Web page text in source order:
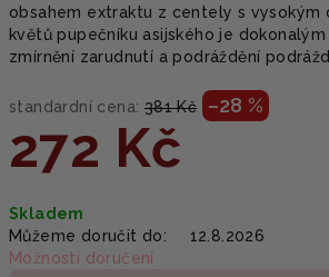
obsahem extraktu z centely s vysokým
květů pupečníku asijského je
zmírnění zarudnutí a podráždění
standardní cena: 381 Kč –28 %
272 Kč
cena:
Skladem
Můžeme doručit do:
12.8.2026
Možnosti doručení